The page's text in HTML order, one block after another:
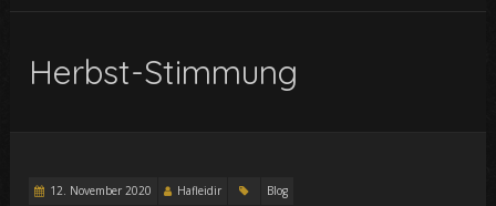
Herbst-Stimmung
12. November 2020 Hafleidir Blog